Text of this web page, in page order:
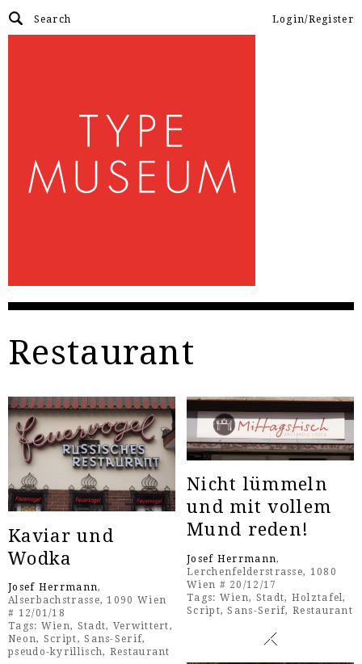
Login/Register
Restaurant
Kaviar und
Wodka
Josef Herrmann,
Alserbachstrasse, 1090 Wien
# 12/01/18
Tags: Wien, Stadt, Verwittert,
Neon, Script,Sans-Serif,
pseudo-kyrillisch, Restaurant
Nicht lümmeln
und mit vollem
Mund reden!
Josef Herrmann,
Lerchenfelderstrasse, 1080
Wien # 20/12/17
Tags: Wien, Stadt, Holztafel,
Script,Sans-Serif,Restaurant